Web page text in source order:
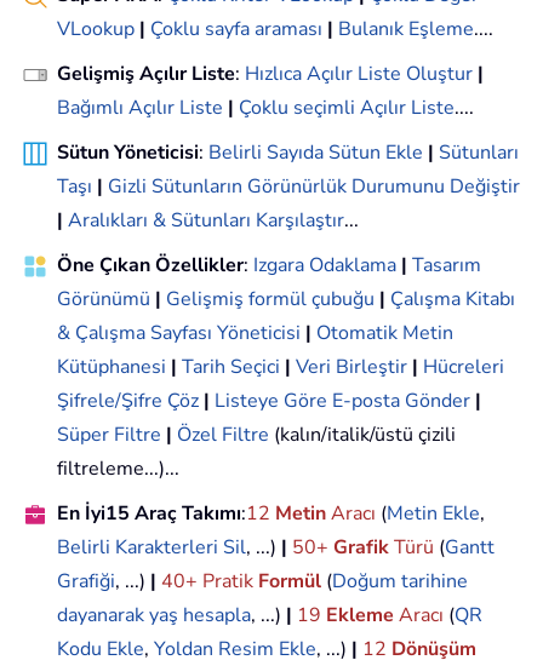
VLookup | Çoklu sayfa araması | Bulanık Eşleme....
Gelişmiş Açılır Liste: Hızlıca Açılır Liste Oluştur |
Bağımlı Açılır Liste | Çoklu seçimli Açılır Liste....
Sütun Yöneticisi: Belirli Sayıda Sütun Ekle | Sütunları
Taşı | Gizli Sütunların Görünürlük Durumunu Değiştir
| Aralıkları & Sütunları Karşılaştır...
Öne Çıkan Özellikler: Izgara Odaklama | Tasarım
Görünümü | Gelişmiş formül çubuğu | Çalışma Kitabı
& Çalışma Sayfası Yöneticisi | Otomatik Metin
Kütüphanesi | Tarih Seçici | Veri Birleştir | Hücreleri
Şifrele/Şifre Çöz | Listeye Göre E-posta Gönder |
Süper Filtre | Özel Filtre (kalın/italik/üstü çizili
filtreleme...)...
En İyi15 Araç Takımı:12 MetinAracı (Metin Ekle,
Belirli Karakterleri Sil, ...) | 50+ GrafikTürü (Gantt
Grafiği, ...) | 40+ Pratik Formül (Doğum tarihine
dayanarak yaş hesapla, ...) | 19 Ekleme Aracı (QR
Kodu Ekle, Yoldan Resim Ekle, ...) | 12 Dönüşüm